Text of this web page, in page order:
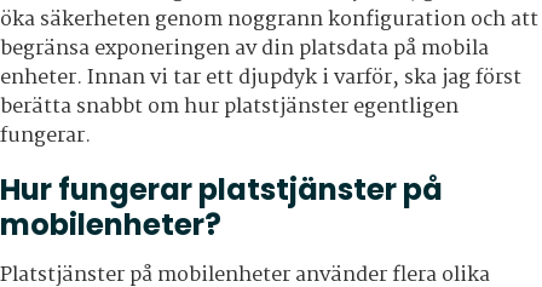
öka säkerheten genom noggrann konfiguration och att
begränsa exponeringen av din platsdata på mobila
enheter. Innan vi tar ett djupdyk i varför, ska jag först
berätta snabbt om hur platstjänster egentligen
fungerar.
Hur fungerar platstjänster på
mobilenheter?
Platstjänster på mobilenheter använder flera olika